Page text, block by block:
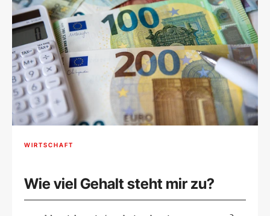
WIRTSCHAFT
Wie viel Gehalt steht mir zu?